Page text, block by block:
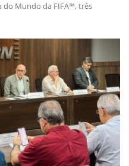
do Mundo da FIFA™, três